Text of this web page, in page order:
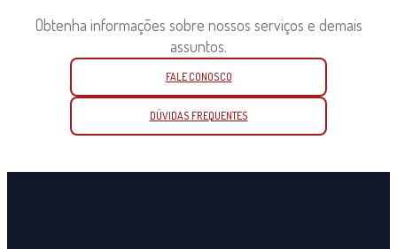
Obtenha informações sobre nossos serviços e demais
assuntos.
FALE CONOSCO
DÚVIDAS FREQUENTES